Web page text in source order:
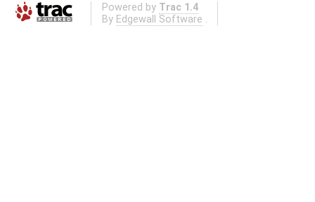
Powered by Trac 1.4
By Edgewall Software .